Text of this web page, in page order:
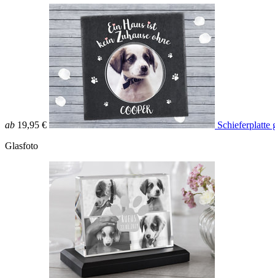
ab 19,95 €
Schieferplatte
Glasfoto